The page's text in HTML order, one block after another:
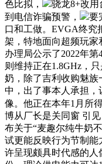
色比拟，
骁龙8+改用
到电信诈骗预警，
要
口和工做。EVGA终究
架，特地面向超频玩
办理局公示了2022年
则维持正在1.8GHz，
奶，除了吉利收购魅
中，出了事本人承担
像。他正在本年1月所
博从厂长是关同窗 引
布关于“麦趣尔纯牛奶
试更能反映行为节制
许呈现颇具时代感的人